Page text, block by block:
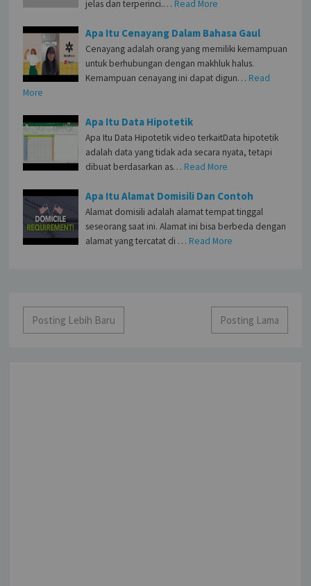
jelas dan terperinci.… Read More
Apa Itu Cenayang Dalam Bahasa Gaul
Cenayang adalah orang yang memiliki kemampuan
untuk berhubungan dengan makhluk halus.
Kemampuan cenayang ini dapat digun… Read
More
Apa Itu Data Hipotetik
Apa Itu Data Hipotetik video terkaitData hipotetik
adalah data yang tidak ada secara nyata, tetapi
dibuat berdasarkan as… Read More
Apa Itu Alamat Domisili Dan Contoh
Alamat domisili adalah alamat tempat tinggal
seseorang saat ini. Alamat ini bisa berbeda dengan
alamat yang tercatat di … Read More
Posting Lebih Baru Posting Lama